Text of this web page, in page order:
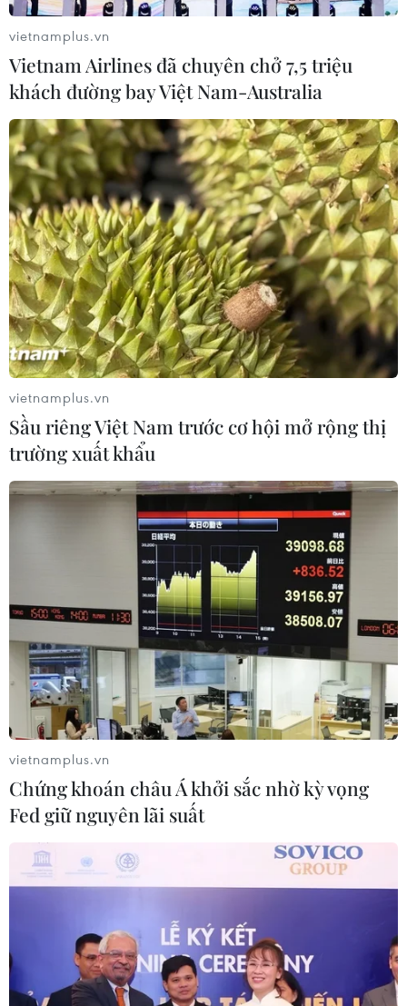
Thổ Nhĩ Kỳ: Xảy ra ẩu đả giữa người dân
Ankara và người tị nạn Syria
12/08/2021 11:20
Bạo loạn đã bùng phát vào tối 11/8 sau khi xảy ra vụ ẩu
là người tị nạn Syria khiến một người Thổ Nhĩ Kỳ thiệt
mạng.
Ngày càng nhiều người di cư từ Syria và
Afghanistan vào EU
12/08/2021 15:28
Theo Frontex, trong 7 tháng đầu năm nay, lực lượng
chức năng đã phát hiện 22.600 người di cư nhập cảnh
90% so với cùng kỳ năm 2020.
vietnamplus.vn
Vietnam Airlines đã chuyên chở 7,5 triệu
khách đường bay Việt Nam-Australia
vietnamplus.vn
Sầu riêng Việt Nam trước cơ hội mở rộng thị
trường xuất khẩu
vietnamplus.vn
Chứng khoán châu Á khởi sắc nhờ kỳ vọng
Fed giữ nguyên lãi suất